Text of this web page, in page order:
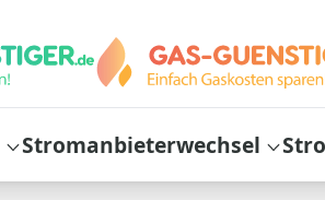
Stromanbieterwechsel